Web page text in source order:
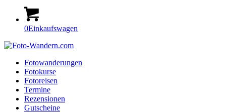
0Einkaufswagen
Fotowanderungen
Fotokurse
Fotoreisen
Termine
Rezensionen
Gutscheine